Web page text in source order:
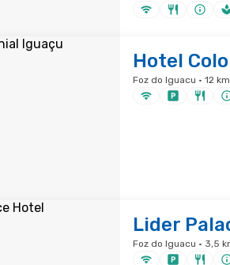
Hotel
Foz do Iguacu · 12
Lider
Foz do Iguacu · 3,5